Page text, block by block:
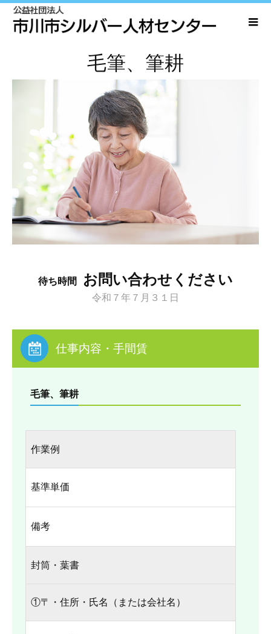
毛筆、筆耕
待ち時間 お問い合わせください
令和７年７月３１日
仕事内容・手間賃
毛筆、筆耕
作業例
基準単価
備考
封筒・葉書
①〒・住所・氏名（または会社名）